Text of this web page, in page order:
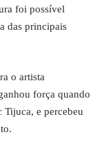
foi possível
das principais
o artista
força quando
Tijuca, e percebeu